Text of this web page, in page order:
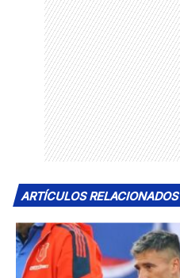
ARTÍCULOS RELACIONADOS